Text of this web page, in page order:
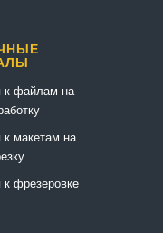
к файлам на
к макетам на
к фрезеровке